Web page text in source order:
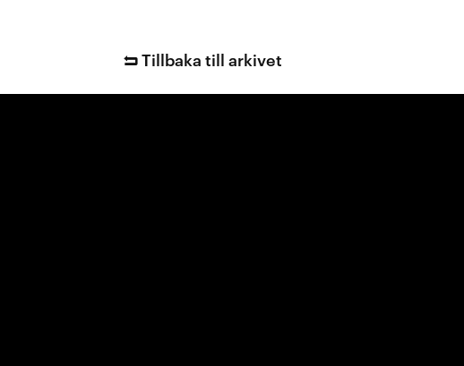
Tillbaka till arkivet